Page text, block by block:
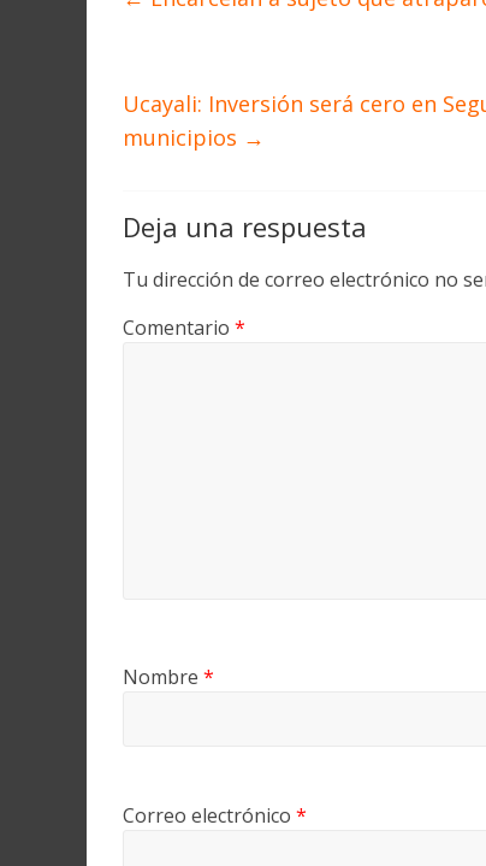
Ucayali: Inversión será cero en
municipios →
Deja una respuesta
Tu dirección de correo electrónico no
Comentario *
Nombre *
Correo electrónico *